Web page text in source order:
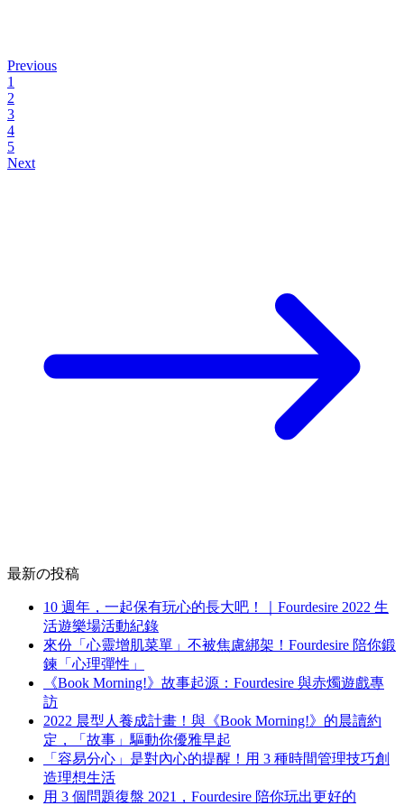
Previous
1
2
3
4
5
Next
最新の投稿
10 週年，一起保有玩心的長大吧！｜Fourdesire 2022 生
活遊樂場活動紀錄
來份「心靈增肌菜單」不被焦慮綁架！Fourdesire 陪你鍛
鍊「心理彈性」
《Book Morning!》故事起源：Fourdesire 與赤燭遊戲專
訪
2022 晨型人養成計畫！與《Book Morning!》的晨讀約
定，「故事」驅動你優雅早起
「容易分心」是對內心的提醒！用 3 種時間管理技巧創
造理想生活
用 3 個問題復盤 2021，Fourdesire 陪你玩出更好的